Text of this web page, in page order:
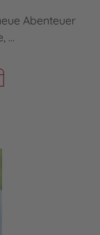
Abenteuer
...